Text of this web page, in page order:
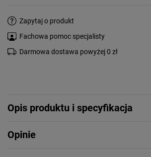
Zapytaj o produkt
Fachowa pomoc specjalisty
Darmowa dostawa powyżej 0 zł
Opis produktu i specyfikacja
Opinie